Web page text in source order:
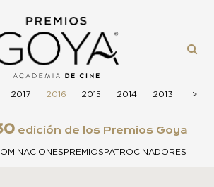
2017 2016 2015 2014 2013 2012
>
>
edición de los Premios Goya
PREMIOSPATROCINADORES